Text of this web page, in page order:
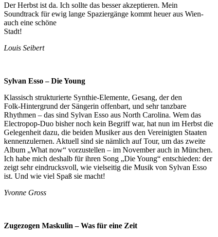
Der Herbst ist da. Ich sollte das besser akzeptieren. Mein
Soundtrack für ewig lange Spaziergänge kommt heuer aus Wien-
auch eine schöne
Stadt!
Louis Seibert
Sylvan Esso – Die Young
Klassisch strukturierte Synthie-Elemente, Gesang, der den
Folk-Hintergrund der Sängerin offenbart, und sehr tanzbare
Rhythmen – das sind Sylvan Esso aus North Carolina. Wem das
Electropop-Duo bisher noch kein Begriff war, hat nun im Herbst die
Gelegenheit dazu, die beiden Musiker aus den Vereinigten Staaten
kennenzulernen. Aktuell sind sie nämlich auf Tour, um das zweite
Album „What now“ vorzustellen – im November auch in München.
Ich habe mich deshalb für ihren Song „Die Young“ entschieden: der
zeigt sehr eindrucksvoll, wie vielseitig die Musik von Sylvan Esso
ist. Und wie viel Spaß sie macht!
Yvonne Gross
Zugezogen Maskulin – Was für eine Zeit